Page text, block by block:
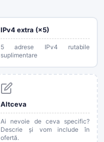
IPv4 extra (×5)
5 adrese IPv4 rutabile
suplimentare
Altceva
Ai nevoie de ceva specific?
Descrie și vom include în
ofertă.